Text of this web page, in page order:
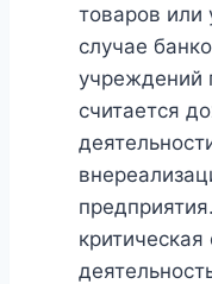
товаров или
случае
учреждений
считается